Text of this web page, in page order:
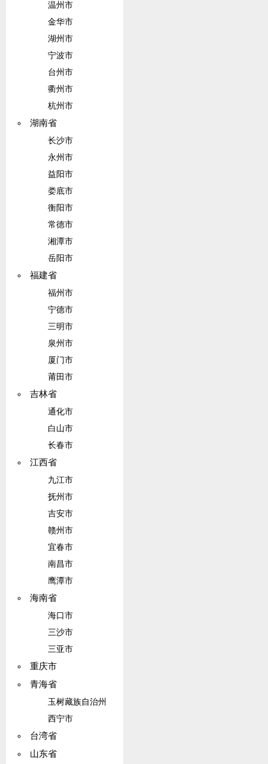
温州市
金华市
湖州市
宁波市
台州市
衢州市
杭州市
湖南省
长沙市
永州市
益阳市
娄底市
衡阳市
常德市
湘潭市
岳阳市
福建省
福州市
宁德市
三明市
泉州市
厦门市
莆田市
吉林省
通化市
白山市
长春市
江西省
九江市
抚州市
吉安市
赣州市
宜春市
南昌市
鹰潭市
海南省
海口市
三沙市
三亚市
重庆市
青海省
玉树藏族自治州
西宁市
台湾省
山东省